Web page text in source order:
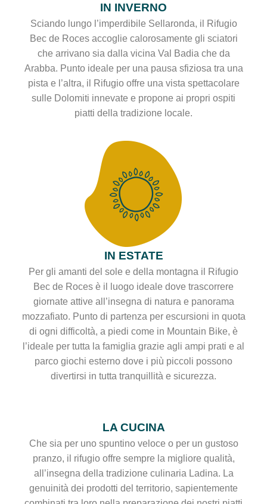
IN INVERNO
Sciando lungo l’imperdibile Sellaronda, il Rifugio
Bec de Roces accoglie calorosamente gli sciatori
che arrivano sia dalla vicina Val Badia che da
Arabba. Punto ideale per una pausa sfiziosa tra una
pista e l’altra, il Rifugio offre una vista spettacolare
sulle Dolomiti innevate e propone ai propri ospiti
piatti della tradizione locale.
IN ESTATE
Per gli amanti del sole e della montagna il Rifugio
Bec de Roces è il luogo ideale dove trascorrere
giornate attive all’insegna di natura e panorama
mozzafiato. Punto di partenza per escursioni in quota
di ogni difficoltà, a piedi come in Mountain Bike, è
l’ideale per tutta la famiglia grazie agli ampi prati e al
parco giochi esterno dove i più piccoli possono
divertirsi in tutta tranquillità e sicurezza.
LA CUCINA
Che sia per uno spuntino veloce o per un gustoso
pranzo, il rifugio offre sempre la migliore qualità,
all’insegna della tradizione culinaria Ladina. La
genuinità dei prodotti del territorio, sapientemente